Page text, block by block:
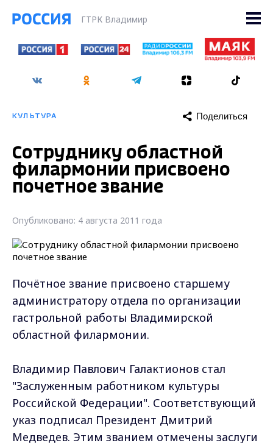
ГТРК Владимир
КУЛЬТУРА Поделиться
Сотруднику областной
филармонии присвоено
почетное звание
Опубликовано: 4 августа 2011 года
Почётное звание присвоено старшему
администратору отдела по организации
гастрольной работы Владимирской
областной филармонии.
Владимир Павлович Галактионов стал
"Заслуженным работником культуры
Российской Федерации". Соответствующий
указ подписал Президент Дмитрий
Медведев. Этим званием отмечены заслуги